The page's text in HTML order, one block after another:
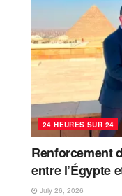
24 HEURES SUR 24
Renforcement
entre l’Égypte
July 26, 2026